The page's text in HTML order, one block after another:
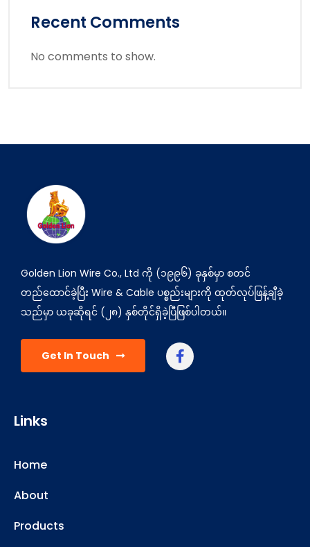
Recent Comments
No comments to show.
Golden Lion Wire Co., Ltd ကို (၁၉၉၆) ခုနှစ်မှာ စတင်
တည်ထောင်ခဲ့ပြီး Wire & Cable ပစ္စည်းများကို ထုတ်လုပ်ဖြန့်ချီခဲ့
သည်မှာ ယခုဆိုရင် (၂၈) နှစ်တိုင်ရှိခဲ့ပြီဖြစ်ပါတယ်။
Get In Touch
Links
Home
About
Products